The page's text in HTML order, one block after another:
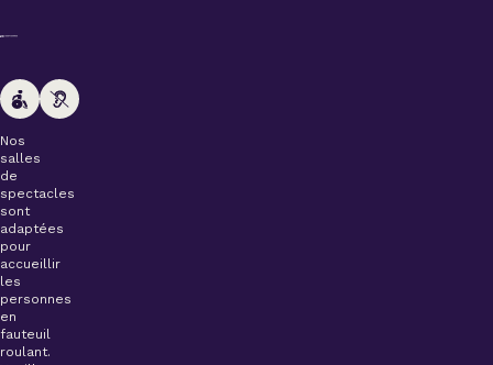
Nos
salles
de
spectacles
sont
adaptées
pour
accueillir
les
personnes
en
fauteuil
roulant.